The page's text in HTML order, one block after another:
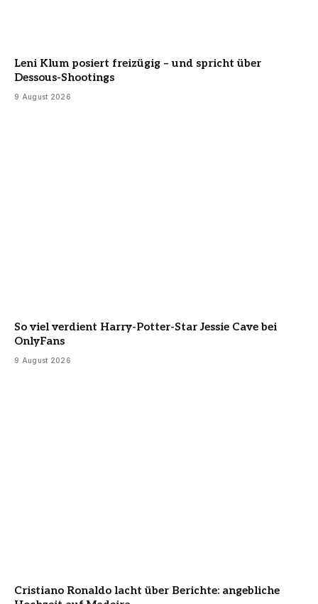
Leni Klum posiert freizügig – und spricht über
Dessous-Shootings
9 August 2026
So viel verdient Harry-Potter-Star Jessie Cave bei
OnlyFans
9 August 2026
Cristiano Ronaldo lacht über Berichte: angebliche